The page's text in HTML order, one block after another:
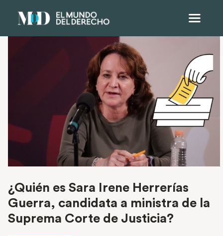
¿Quién es Sara Irene Herrerías
Guerra, candidata a ministra de la
Suprema Corte de Justicia?